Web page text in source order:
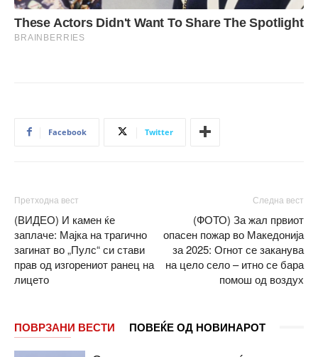
Facebook Twitter
Претходна вест
(ВИДЕО) И камен ќе
заплаче: Мајка на трагично
загинат во „Пулс“ си стави
прав од изгорениот ранец на
лицето
Следна вест
(ФОТО) За жал првиот
опасен пожар во Македонија
за 2025: Огнот се заканува
на цело село – итно се бара
помош од воздух
ПОВРЗАНИ ВЕСТИ ПОВЕЌЕ ОД НОВИНАРОТ